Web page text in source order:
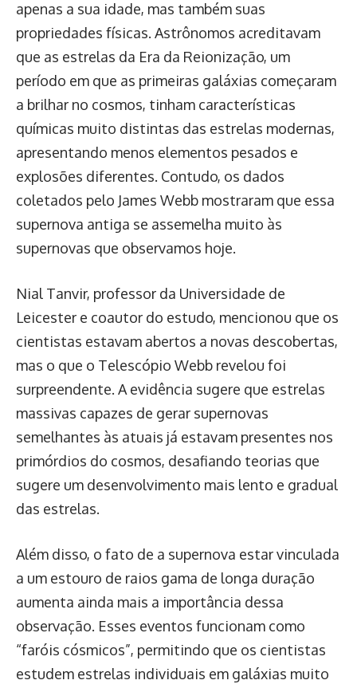
apenas a sua idade, mas também suas
propriedades físicas. Astrônomos acreditavam
que as estrelas da Era da Reionização, um
período em que as primeiras galáxias começaram
a brilhar no cosmos, tinham características
químicas muito distintas das estrelas modernas,
apresentando menos elementos pesados e
explosões diferentes. Contudo, os dados
coletados pelo James Webb mostraram que essa
supernova antiga se assemelha muito às
supernovas que observamos hoje.
Nial Tanvir, professor da Universidade de
Leicester e coautor do estudo, mencionou que os
cientistas estavam abertos a novas descobertas,
mas o que o Telescópio Webb revelou foi
surpreendente. A evidência sugere que estrelas
massivas capazes de gerar supernovas
semelhantes às atuais já estavam presentes nos
primórdios do cosmos, desafiando teorias que
sugere um desenvolvimento mais lento e gradual
das estrelas.
Além disso, o fato de a supernova estar vinculada
a um estouro de raios gama de longa duração
aumenta ainda mais a importância dessa
observação. Esses eventos funcionam como
“faróis cósmicos”, permitindo que os cientistas
estudem estrelas individuais em galáxias muito